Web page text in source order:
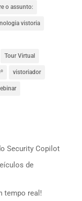
o assunto:
vistoria
Tour Virtual
vistoriador
Security Copilot
de
tempo real!